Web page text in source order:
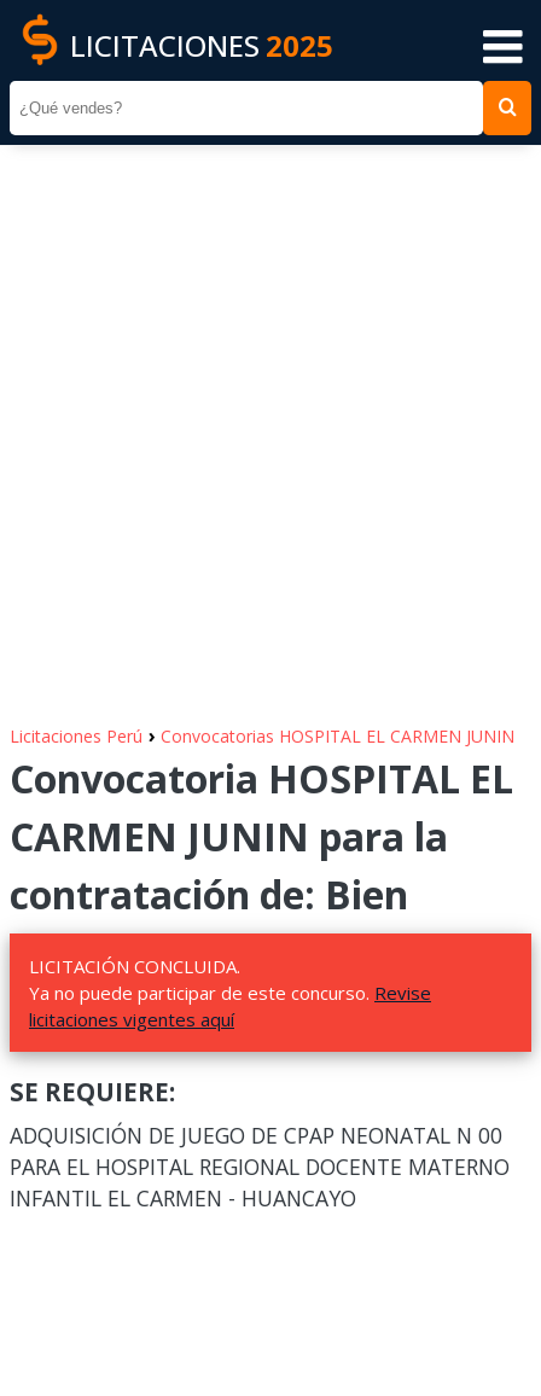
LICITACIONES 2025
Licitaciones Perú › Convocatorias HOSPITAL EL CARMEN JUNIN
Convocatoria HOSPITAL EL
CARMEN JUNIN para la
contratación de: Bien
LICITACIÓN CONCLUIDA.
Ya no puede participar de este concurso. Revise
licitaciones vigentes aquí
SE REQUIERE:
ADQUISICIÓN DE JUEGO DE CPAP NEONATAL N 00
PARA EL HOSPITAL REGIONAL DOCENTE MATERNO
INFANTIL EL CARMEN - HUANCAYO